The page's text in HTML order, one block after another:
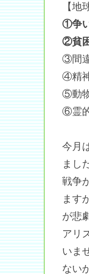
【
①争
②貧
③間
④精
⑤動
⑥霊
今月
まし
戦争
ます
が悲
アリ
いま
ない